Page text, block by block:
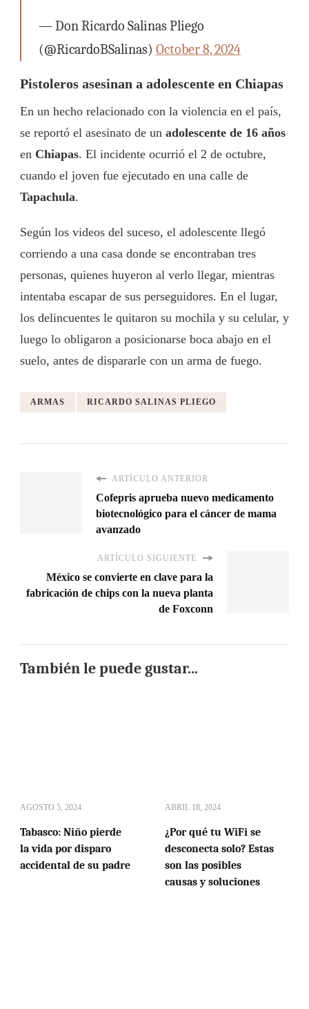
— Don Ricardo Salinas Pliego
(@RicardoBSalinas) October 8, 2024
Pistoleros asesinan a adolescente en Chiapas
En un hecho relacionado con la violencia en el país,
se reportó el asesinato de un adolescente de 16 años
en Chiapas. El incidente ocurrió el 2 de octubre,
cuando el joven fue ejecutado en una calle de
Tapachula.
Según los videos del suceso, el adolescente llegó
corriendo a una casa donde se encontraban tres
personas, quienes huyeron al verlo llegar, mientras
intentaba escapar de sus perseguidores. En el lugar,
los delincuentes le quitaron su mochila y su celular, y
luego lo obligaron a posicionarse boca abajo en el
suelo, antes de dispararle con un arma de fuego.
ARMAS RICARDO SALINAS PLIEGO
ARTÍCULO ANTERIOR
Cofepris aprueba nuevo medicamento
biotecnológico para el cáncer de mama
avanzado
ARTÍCULO SIGUIENTE
México se convierte en clave para la
fabricación de chips con la nueva planta
de Foxconn
También le puede gustar...
AGOSTO 5, 2024
Tabasco: Niño pierde
la vida por disparo
accidental de su padre
ABRIL 18, 2024
¿Por qué tu WiFi se
desconecta solo? Estas
son las posibles
causas y soluciones